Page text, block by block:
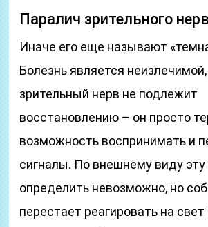
Паралич зрительного
Иначе его еще называют
Болезнь является
зрительный нерв не подлежит
восстановлению – он просто
возможность воспринимать и
сигналы. По внешнему виду эту
определить невозможно, но
перестает реагировать на